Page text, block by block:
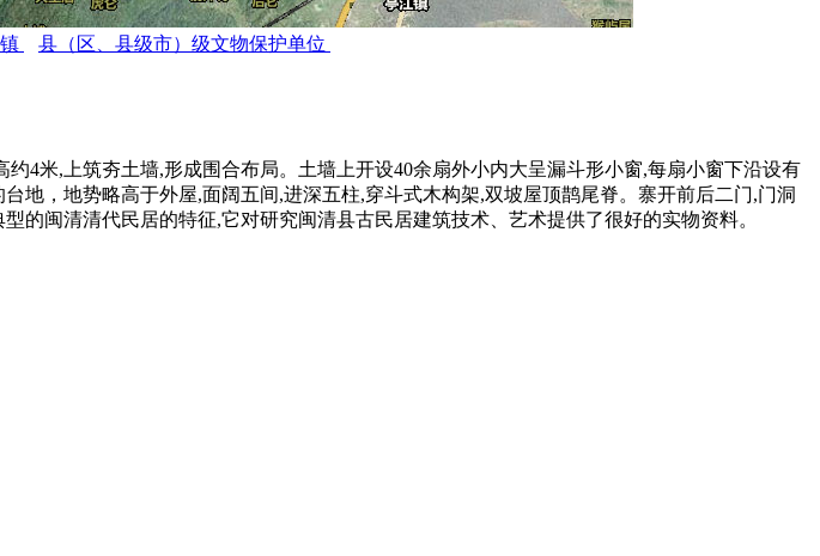
县（区、县级市）级文物保护单位
米,上筑夯土墙,形成围合布局。土墙上开设40余扇外小内大呈漏斗形小窗,每扇小窗下沿设有
地，地势略高于外屋,面阔五间,进深五柱,穿斗式木构架,双坡屋顶鹊尾脊。寨开前后二门,门洞
的闽清清代民居的特征,它对研究闽清县古民居建筑技术、艺术提供了很好的实物资料。